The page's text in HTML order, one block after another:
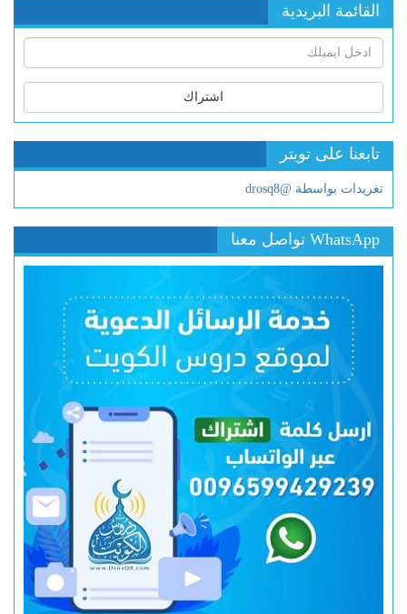
القائمة البريدية
اشتراك
تابعنا على تويتر
تغريدات بواسطة @drosq8
WhatsApp تواصل معنا